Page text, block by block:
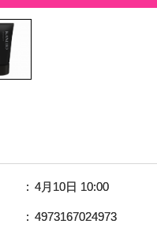
4月10日 10:00
4973167024973